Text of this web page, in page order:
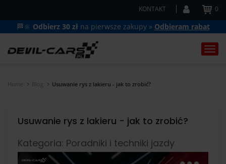
KONTAKT 0
🏁🔆 Odbierz 30 zł na pierwsze zakupy » Odbieram rabat
Home Blog Usuwanie rys z lakieru - jak to zrobić?
Usuwanie rys z lakieru - jak to zrobić?
Kategoria: Poradniki i techniki jazdy